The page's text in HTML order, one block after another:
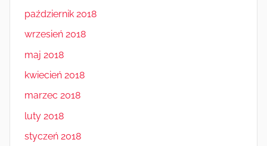
październik 2018
wrzesień 2018
maj 2018
kwiecień 2018
marzec 2018
luty 2018
styczeń 2018